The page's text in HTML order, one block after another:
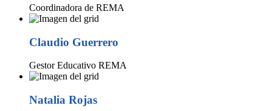
Coordinadora de REMA
Claudio Guerrero
Gestor Educativo REMA
Natalia Rojas